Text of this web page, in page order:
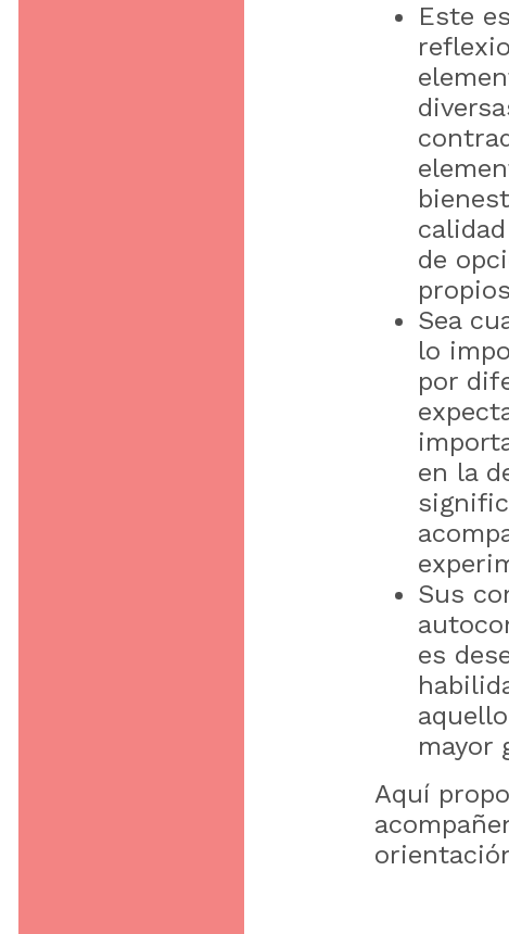
Este
de
Sea
lo
por
en la
Sus
es
mayor
Aquí